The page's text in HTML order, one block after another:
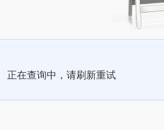
正在查询中，请刷新重试